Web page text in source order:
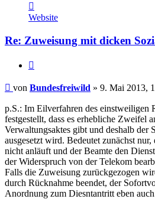
von
Bundesfreiwild
Website
Re: Zuweisung mit dicken
Beitrag
von Bundesfreiwild » 9. Mai 2013,
p.S.: Im Eilverfahren des einstweiligen
festgestellt, dass es erhebliche Zweifel
Verwaltungsaktes gibt und deshalb
ausgesetzt wird. Bedeutet zunächst
nicht anläuft und der Beamte den
der Widerspruch von der Telekom
Falls die Zuweisung zurückgezogen
durch Rücknahme beendet, der
Anordnung zum Diesntantritt eben